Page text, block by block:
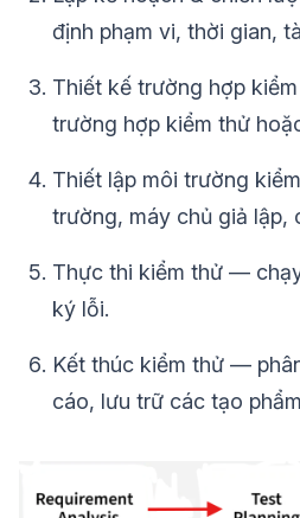
định phạm vi, thời gian,
Thiết kế trường hợp
trường hợp kiểm thử
Thiết lập môi trường
trường, máy chủ giả lập,
Thực thi kiểm thử —
ký lỗi.
Kết thúc kiểm thử —
cáo, lưu trữ các tạo